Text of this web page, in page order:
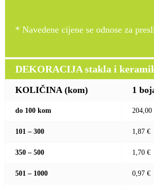
* Navedene cijene se odnose za
DEKORACIJA stakla i
KOLIČINA (kom) 1
do 100 kom 204,00
101 – 300 1,87 €
350 – 500 1,70 €
501 – 1000 0,97 €